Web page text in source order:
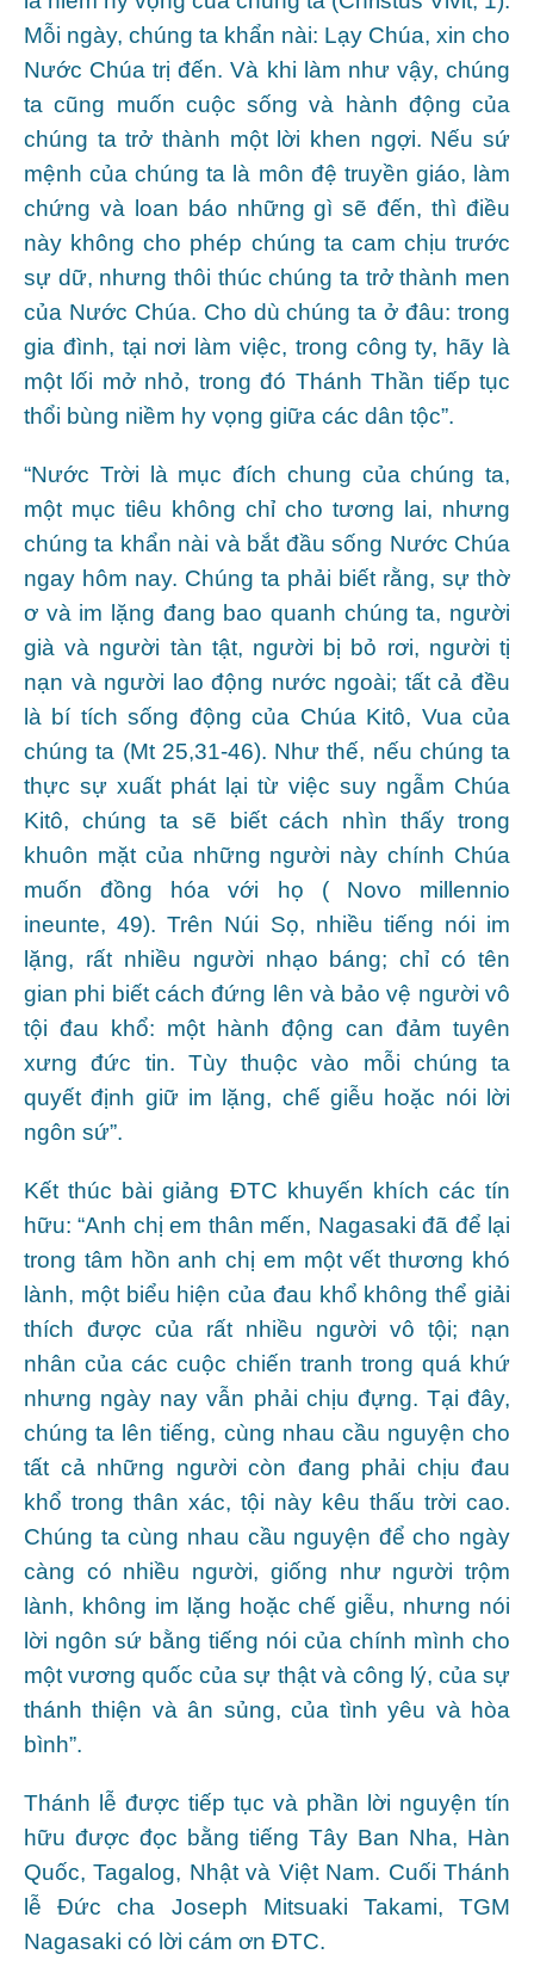
Mỗi ngày, chúng ta khẩn nài: Lạy Chúa, xin cho
Nước Chúa trị đến. Và khi làm như vậy, chúng
ta cũng muốn cuộc sống và hành động của
chúng ta trở thành một lời khen ngợi. Nếu sứ
mệnh của chúng ta là môn đệ truyền giáo, làm
chứng và loan báo những gì sẽ đến, thì điều
này không cho phép chúng ta cam chịu trước
sự dữ, nhưng thôi thúc chúng ta trở thành men
của Nước Chúa. Cho dù chúng ta ở đâu: trong
gia đình, tại nơi làm việc, trong công ty, hãy là
một lối mở nhỏ, trong đó Thánh Thần tiếp tục
thổi bùng niềm hy vọng giữa các dân tộc”.
“Nước Trời là mục đích chung của chúng ta,
một mục tiêu không chỉ cho tương lai, nhưng
chúng ta khẩn nài và bắt đầu sống Nước Chúa
ngay hôm nay. Chúng ta phải biết rằng, sự thờ
ơ và im lặng đang bao quanh chúng ta, người
già và người tàn tật, người bị bỏ rơi, người tị
nạn và người lao động nước ngoài; tất cả đều
là bí tích sống động của Chúa Kitô, Vua của
chúng ta (Mt 25,31-46). Như thế, nếu chúng ta
thực sự xuất phát lại từ việc suy ngẫm Chúa
Kitô, chúng ta sẽ biết cách nhìn thấy trong
khuôn mặt của những người này chính Chúa
muốn đồng hóa với họ ( Novo millennio
ineunte, 49). Trên Núi Sọ, nhiều tiếng nói im
lặng, rất nhiều người nhạo báng; chỉ có tên
gian phi biết cách đứng lên và bảo vệ người vô
tội đau khổ: một hành động can đảm tuyên
xưng đức tin. Tùy thuộc vào mỗi chúng ta
quyết định giữ im lặng, chế giễu hoặc nói lời
ngôn sứ”.
Kết thúc bài giảng ĐTC khuyến khích các tín
hữu: “Anh chị em thân mến, Nagasaki đã để lại
trong tâm hồn anh chị em một vết thương khó
lành, một biểu hiện của đau khổ không thể giải
thích được của rất nhiều người vô tội; nạn
nhân của các cuộc chiến tranh trong quá khứ
nhưng ngày nay vẫn phải chịu đựng. Tại đây,
chúng ta lên tiếng, cùng nhau cầu nguyện cho
tất cả những người còn đang phải chịu đau
khổ trong thân xác, tội này kêu thấu trời cao.
Chúng ta cùng nhau cầu nguyện để cho ngày
càng có nhiều người, giống như người trộm
lành, không im lặng hoặc chế giễu, nhưng nói
lời ngôn sứ bằng tiếng nói của chính mình cho
một vương quốc của sự thật và công lý, của sự
thánh thiện và ân sủng, của tình yêu và hòa
bình”.
Thánh lễ được tiếp tục và phần lời nguyện tín
hữu được đọc bằng tiếng Tây Ban Nha, Hàn
Quốc, Tagalog, Nhật và Việt Nam. Cuối Thánh
lễ Đức cha Joseph Mitsuaki Takami, TGM
Nagasaki có lời cám ơn ĐTC.